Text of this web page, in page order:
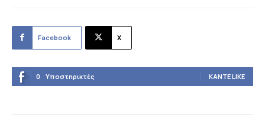
Facebook X
0 Υποστηρικτές ΚΆΝΤΕ LIKE